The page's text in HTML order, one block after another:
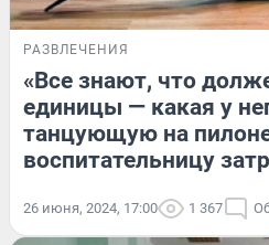
РАЗВЛЕЧЕНИЯ
«Все знают, что
единицы — какая у
танцующую на
воспитательницу
26 июня, 2024, 17:00 1 367